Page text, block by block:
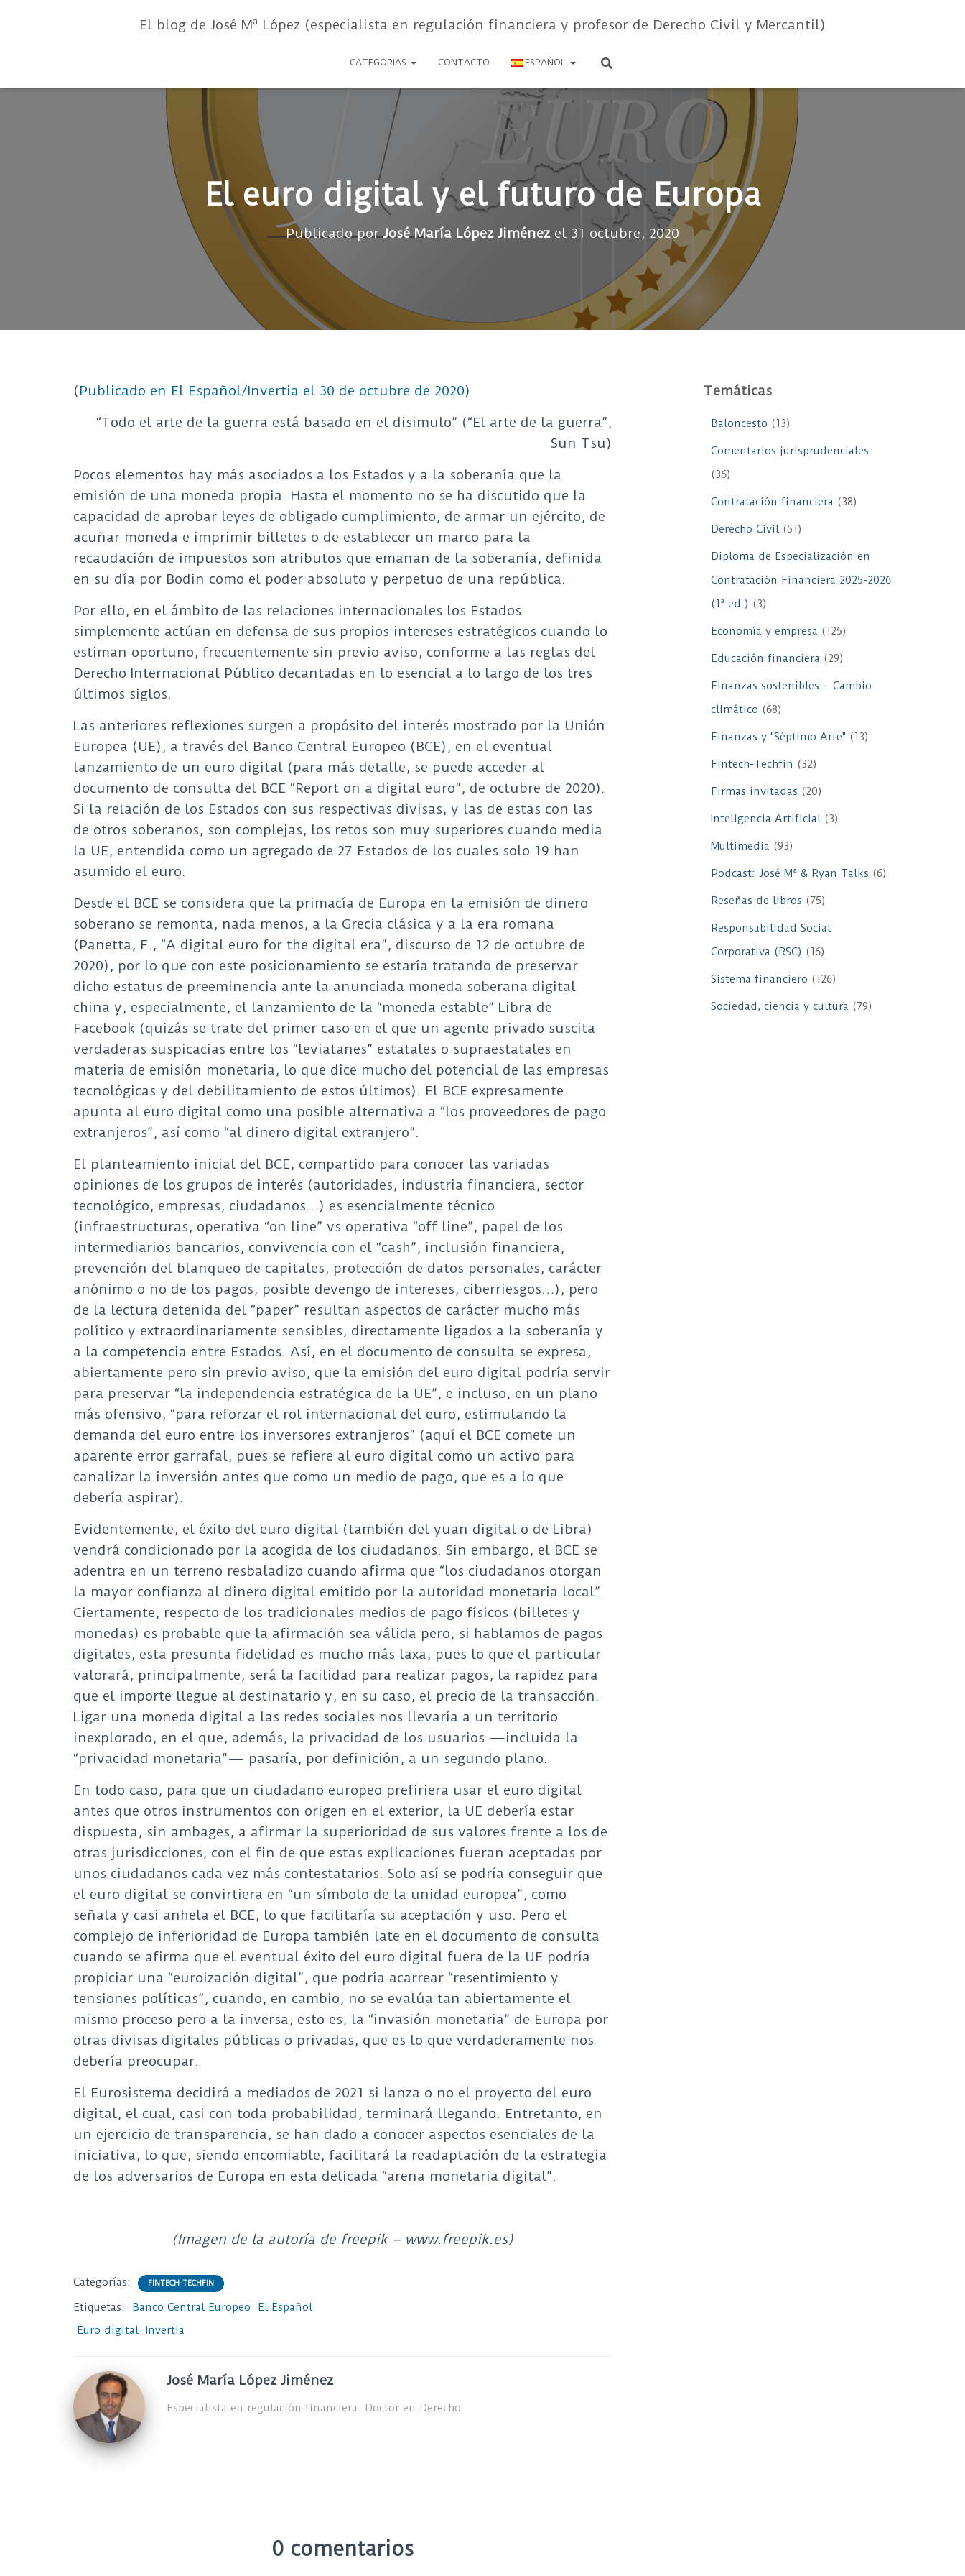
El blog de José Mª López (especialista en regulación financiera y profesor de Derecho Civil y Mercantil)
CATEGORIAS CONTACTO ESPAÑOL
El euro digital y el futuro de Europa
Publicado porJosé María López Jiménezel 31 octubre, 2020
(Publicado en El Español/Invertia el 30 de octubre de 2020)
“Todo el arte de la guerra está basado en el disimulo” (“El arte de la guerra”,
Sun Tsu)
Pocos elementos hay más asociados a los Estados y a la soberanía que la
emisión de una moneda propia. Hasta el momento no se ha discutido que la
capacidad de aprobar leyes de obligado cumplimiento, de armar un ejército, de
acuñar moneda e imprimir billetes o de establecer un marco para la
recaudación de impuestos son atributos que emanan de la soberanía, definida
en su día por Bodin como el poder absoluto y perpetuo de una república.
Por ello, en el ámbito de las relaciones internacionales los Estados
simplemente actúan en defensa de sus propios intereses estratégicos cuando lo
estiman oportuno, frecuentemente sin previo aviso, conforme a las reglas del
Derecho Internacional Público decantadas en lo esencial a lo largo de los tres
últimos siglos.
Las anteriores reflexiones surgen a propósito del interés mostrado por la Unión
Europea (UE), a través del Banco Central Europeo (BCE), en el eventual
lanzamiento de un euro digital (para más detalle, se puede acceder al
documento de consulta del BCE “Report on a digital euro”, de octubre de 2020).
Si la relación de los Estados con sus respectivas divisas, y las de estas con las
de otros soberanos, son complejas, los retos son muy superiores cuando media
la UE, entendida como un agregado de 27 Estados de los cuales solo 19 han
asumido el euro.
Desde el BCE se considera que la primacía de Europa en la emisión de dinero
soberano se remonta, nada menos, a la Grecia clásica y a la era romana
(Panetta, F., “A digital euro for the digital era”, discurso de 12 de octubre de
2020), por lo que con este posicionamiento se estaría tratando de preservar
dicho estatus de preeminencia ante la anunciada moneda soberana digital
china y, especialmente, el lanzamiento de la “moneda estable” Libra de
Facebook (quizás se trate del primer caso en el que un agente privado suscita
verdaderas suspicacias entre los “leviatanes” estatales o supraestatales en
materia de emisión monetaria, lo que dice mucho del potencial de las empresas
tecnológicas y del debilitamiento de estos últimos). El BCE expresamente
apunta al euro digital como una posible alternativa a “los proveedores de pago
extranjeros”, así como “al dinero digital extranjero”.
El planteamiento inicial del BCE, compartido para conocer las variadas
opiniones de los grupos de interés (autoridades, industria financiera, sector
tecnológico, empresas, ciudadanos…) es esencialmente técnico
(infraestructuras, operativa “on line” vs operativa “off line”, papel de los
intermediarios bancarios, convivencia con el “cash”, inclusión financiera,
prevención del blanqueo de capitales, protección de datos personales, carácter
anónimo o no de los pagos, posible devengo de intereses, ciberriesgos…), pero
de la lectura detenida del “paper” resultan aspectos de carácter mucho más
político y extraordinariamente sensibles, directamente ligados a la soberanía y
a la competencia entre Estados. Así, en el documento de consulta se expresa,
abiertamente pero sin previo aviso, que la emisión del euro digital podría servir
para preservar “la independencia estratégica de la UE”, e incluso, en un plano
más ofensivo, “para reforzar el rol internacional del euro, estimulando la
demanda del euro entre los inversores extranjeros” (aquí el BCE comete un
aparente error garrafal, pues se refiere al euro digital como un activo para
canalizar la inversión antes que como un medio de pago, que es a lo que
debería aspirar).
Evidentemente, el éxito del euro digital (también del yuan digital o de Libra)
vendrá condicionado por la acogida de los ciudadanos. Sin embargo, el BCE se
adentra en un terreno resbaladizo cuando afirma que “los ciudadanos otorgan
la mayor confianza al dinero digital emitido por la autoridad monetaria local”.
Ciertamente, respecto de los tradicionales medios de pago físicos (billetes y
monedas) es probable que la afirmación sea válida pero, si hablamos de pagos
digitales, esta presunta fidelidad es mucho más laxa, pues lo que el particular
valorará, principalmente, será la facilidad para realizar pagos, la rapidez para
que el importe llegue al destinatario y, en su caso, el precio de la transacción.
Ligar una moneda digital a las redes sociales nos llevaría a un territorio
inexplorado, en el que, además, la privacidad de los usuarios —incluida la
“privacidad monetaria”— pasaría, por definición, a un segundo plano.
En todo caso, para que un ciudadano europeo prefiriera usar el euro digital
antes que otros instrumentos con origen en el exterior, la UE debería estar
dispuesta, sin ambages, a afirmar la superioridad de sus valores frente a los de
otras jurisdicciones, con el fin de que estas explicaciones fueran aceptadas por
unos ciudadanos cada vez más contestatarios. Solo así se podría conseguir que
el euro digital se convirtiera en “un símbolo de la unidad europea”, como
señala y casi anhela el BCE, lo que facilitaría su aceptación y uso. Pero el
complejo de inferioridad de Europa también late en el documento de consulta
cuando se afirma que el eventual éxito del euro digital fuera de la UE podría
propiciar una “euroización digital”, que podría acarrear “resentimiento y
tensiones políticas”, cuando, en cambio, no se evalúa tan abiertamente el
mismo proceso pero a la inversa, esto es, la “invasión monetaria” de Europa por
otras divisas digitales públicas o privadas, que es lo que verdaderamente nos
debería preocupar.
El Eurosistema decidirá a mediados de 2021 si lanza o no el proyecto del euro
digital, el cual, casi con toda probabilidad, terminará llegando. Entretanto, en
un ejercicio de transparencia, se han dado a conocer aspectos esenciales de la
iniciativa, lo que, siendo encomiable, facilitará la readaptación de la estrategia
de los adversarios de Europa en esta delicada “arena monetaria digital”.
(Imagen de la autoría de freepik – www.freepik.es)
Categorías: FINTECH-TECHFIN
Etiquetas: Banco Central Europeo
El Español
Euro digital Invertia
José María López Jiménez
Especialista en regulación financiera. Doctor en Derecho
0 comentarios
Temáticas
Baloncesto (13)
Comentarios jurisprudenciales
(36)
Contratación financiera (38)
Derecho Civil(51)
Diploma de Especialización en
Contratación Financiera 2025-2026
(1ª ed.) (3)
Economía y empresa (125)
Educación financiera (29)
Finanzas sostenibles – Cambio
climático (68)
Finanzas y "Séptimo Arte" (13)
Fintech-Techfin (32)
Firmas invitadas (20)
Inteligencia Artificial(3)
Multimedia (93)
Podcast: José Mª & Ryan Talks (6)
Reseñas de libros (75)
Responsabilidad Social
Corporativa (RSC) (16)
Sistema financiero (126)
Sociedad, ciencia y cultura (79)